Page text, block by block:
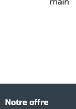
Notre offre